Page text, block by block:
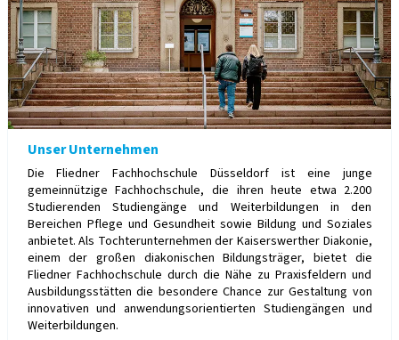
Unser Unternehmen
Die Fliedner Fachhochschule Düsseldorf ist eine junge
gemeinnützige Fachhochschule, die ihren heute etwa 2.200
Studierenden Studiengänge und Weiterbildungen in den
Bereichen Pflege und Gesundheit sowie Bildung und Soziales
anbietet. Als Tochterunternehmen der Kaiserswerther Diakonie,
einem der großen diakonischen Bildungsträger, bietet die
Fliedner Fachhochschule durch die Nähe zu Praxisfeldern und
Ausbildungsstätten die besondere Chance zur Gestaltung von
innovativen und anwendungsorientierten Studiengängen und
Weiterbildungen.